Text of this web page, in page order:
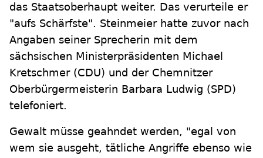
das Staatsoberhaupt weiter. Das verurteile er
"aufs Schärfste". Steinmeier hatte zuvor nach
Angaben seiner Sprecherin mit dem
sächsischen Ministerpräsidenten Michael
Kretschmer (CDU) und der Chemnitzer
Oberbürgermeisterin Barbara Ludwig (SPD)
telefoniert.
Gewalt müsse geahndet werden, "egal von
wem sie ausgeht, tätliche Angriffe ebenso wie